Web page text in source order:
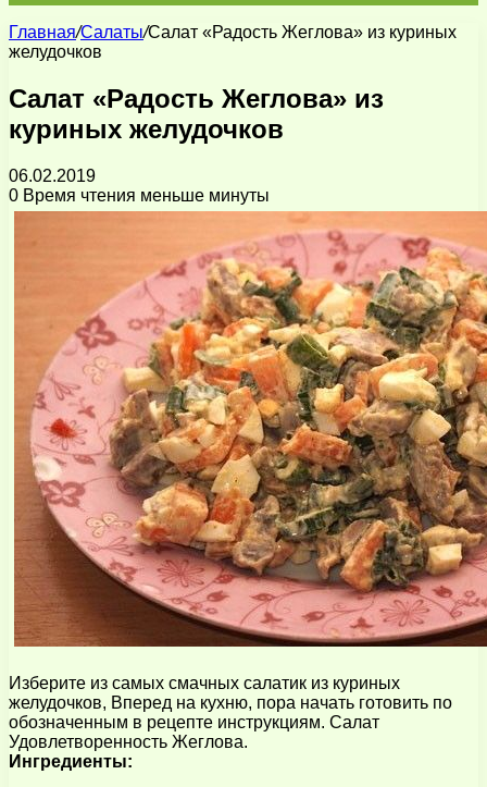
Главная/Салаты/Салат «Радость Жеглова» из куриных
желудочков
Салат «Радость Жеглова» из
куриных желудочков
06.02.2019
0 Время чтения меньше минуты
Изберите из самых смачных салатик из куриных
желудочков, Вперед на кухню, пора начать готовить по
обозначенным в рецепте инструкциям. Салат
Удовлетворенность Жеглова.
Ингредиенты: